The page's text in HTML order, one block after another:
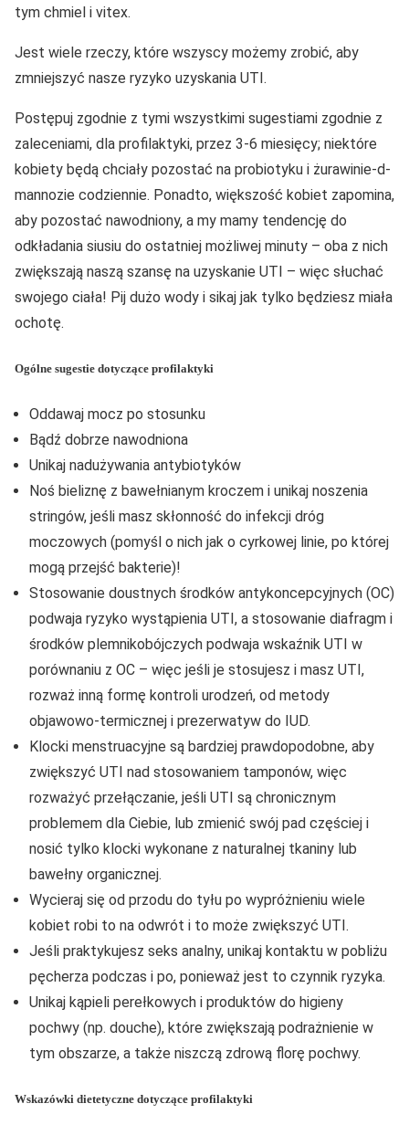
tym chmiel i vitex.
Jest wiele rzeczy, które wszyscy możemy zrobić, aby
zmniejszyć nasze ryzyko uzyskania UTI.
Postępuj zgodnie z tymi wszystkimi sugestiami zgodnie z
zaleceniami, dla profilaktyki, przez 3-6 miesięcy; niektóre
kobiety będą chciały pozostać na probiotyku i żurawinie-d-
mannozie codziennie. Ponadto, większość kobiet zapomina,
aby pozostać nawodniony, a my mamy tendencję do
odkładania siusiu do ostatniej możliwej minuty – oba z nich
zwiększają naszą szansę na uzyskanie UTI – więc słuchać
swojego ciała! Pij dużo wody i sikaj jak tylko będziesz miała
ochotę.
Ogólne sugestie dotyczące profilaktyki
Oddawaj mocz po stosunku
Bądź dobrze nawodniona
Unikaj nadużywania antybiotyków
Noś bieliznę z bawełnianym kroczem i unikaj noszenia
stringów, jeśli masz skłonność do infekcji dróg
moczowych (pomyśl o nich jak o cyrkowej linie, po której
mogą przejść bakterie)!
Stosowanie doustnych środków antykoncepcyjnych (OC)
podwaja ryzyko wystąpienia UTI, a stosowanie diafragm i
środków plemnikobójczych podwaja wskaźnik UTI w
porównaniu z OC – więc jeśli je stosujesz i masz UTI,
rozważ inną formę kontroli urodzeń, od metody
objawowo-termicznej i prezerwatyw do IUD.
Klocki menstruacyjne są bardziej prawdopodobne, aby
zwiększyć UTI nad stosowaniem tamponów, więc
rozważyć przełączanie, jeśli UTI są chronicznym
problemem dla Ciebie, lub zmienić swój pad częściej i
nosić tylko klocki wykonane z naturalnej tkaniny lub
bawełny organicznej.
Wycieraj się od przodu do tyłu po wypróżnieniu wiele
kobiet robi to na odwrót i to może zwiększyć UTI.
Jeśli praktykujesz seks analny, unikaj kontaktu w pobliżu
pęcherza podczas i po, ponieważ jest to czynnik ryzyka.
Unikaj kąpieli perełkowych i produktów do higieny
pochwy (np. douche), które zwiększają podrażnienie w
tym obszarze, a także niszczą zdrową florę pochwy.
Wskazówki dietetyczne dotyczące profilaktyki